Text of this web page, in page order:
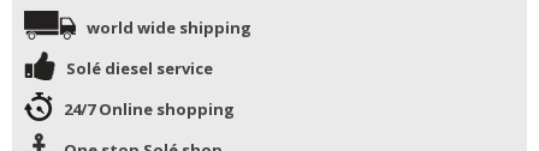
world wide shipping
Solé diesel service
24/7 Online shopping